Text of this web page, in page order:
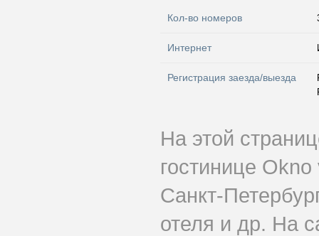
Кол-во номеров
Интернет
Регистрация заезда/выезда
На этой
гостинице
Санкт-
отеля и др. На